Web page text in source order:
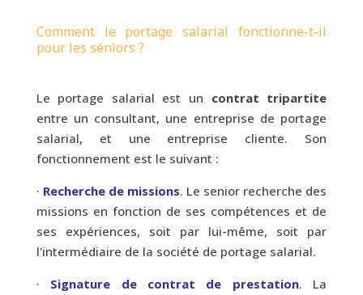
Comment le portage salarial fonctionne-t-il
pour les séniors ?
Le portage salarial est un contrat tripartite
entre un consultant, une entreprise de portage
salarial, et une entreprise cliente. Son
fonctionnement est le suivant :
· Recherche de missions. Le senior recherche des
missions en fonction de ses compétences et de
ses expériences, soit par lui-même, soit par
l'intermédiaire de la société de portage salarial.
· Signature de contrat de prestation. La